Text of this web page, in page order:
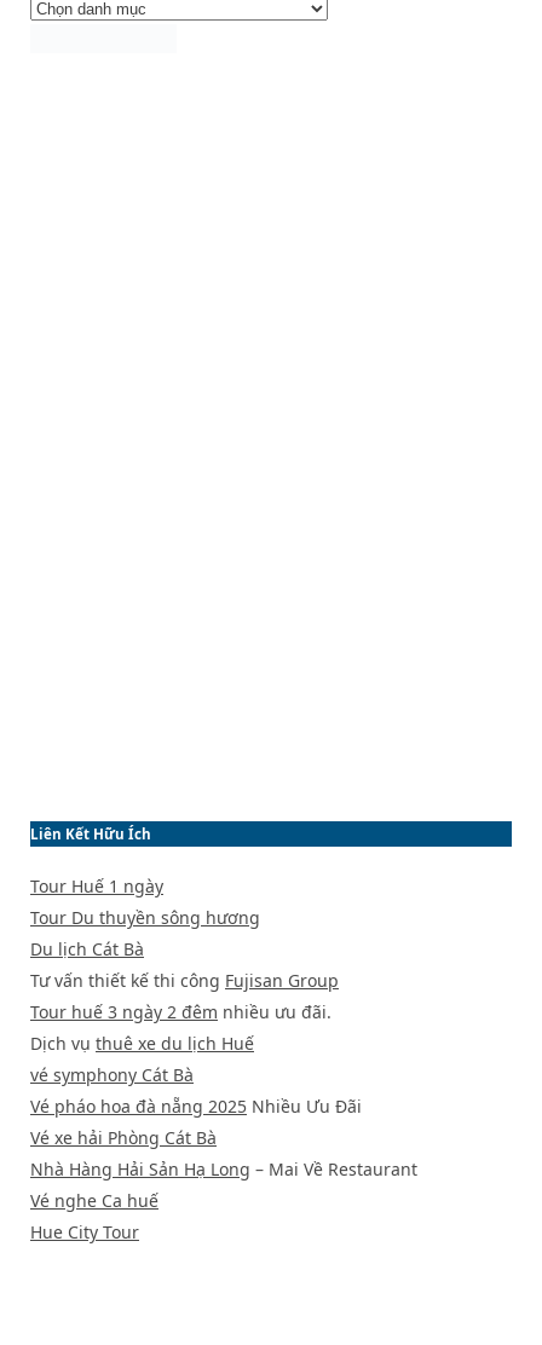
Danh
Liên Kết Hữu Ích
Tour Huế 1 ngày
Tour Du thuyền sông hương
Du lịch Cát Bà
Tư vấn thiết kế thi công Fujisan Group
Tour huế 3 ngày 2 đêm nhiều ưu đãi.
Dịch vụ thuê xe du lịch Huế
vé symphony Cát Bà
Vé pháo hoa đà nẵng 2025 Nhiều Ưu Đãi
Vé xe hải Phòng Cát Bà
Nhà Hàng Hải Sản Hạ Long – Mai Về Restaurant
Vé nghe Ca huế
Hue City Tour